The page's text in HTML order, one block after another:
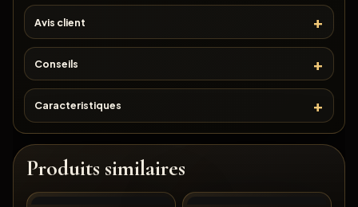
Avis client
Conseils
Caracteristiques
Produits similaires